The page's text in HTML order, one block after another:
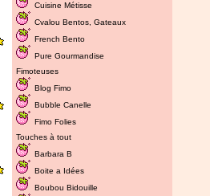
Cuisine Métisse
Cvalou Bentos Gateaux
French Bento
Pure Gourmandise
Fimoteuses
Blog Fimo
Bubble Canelle
Fimo Folies
Touches à tout
Barbara B
Boite a Idées
Boubou Bidouille